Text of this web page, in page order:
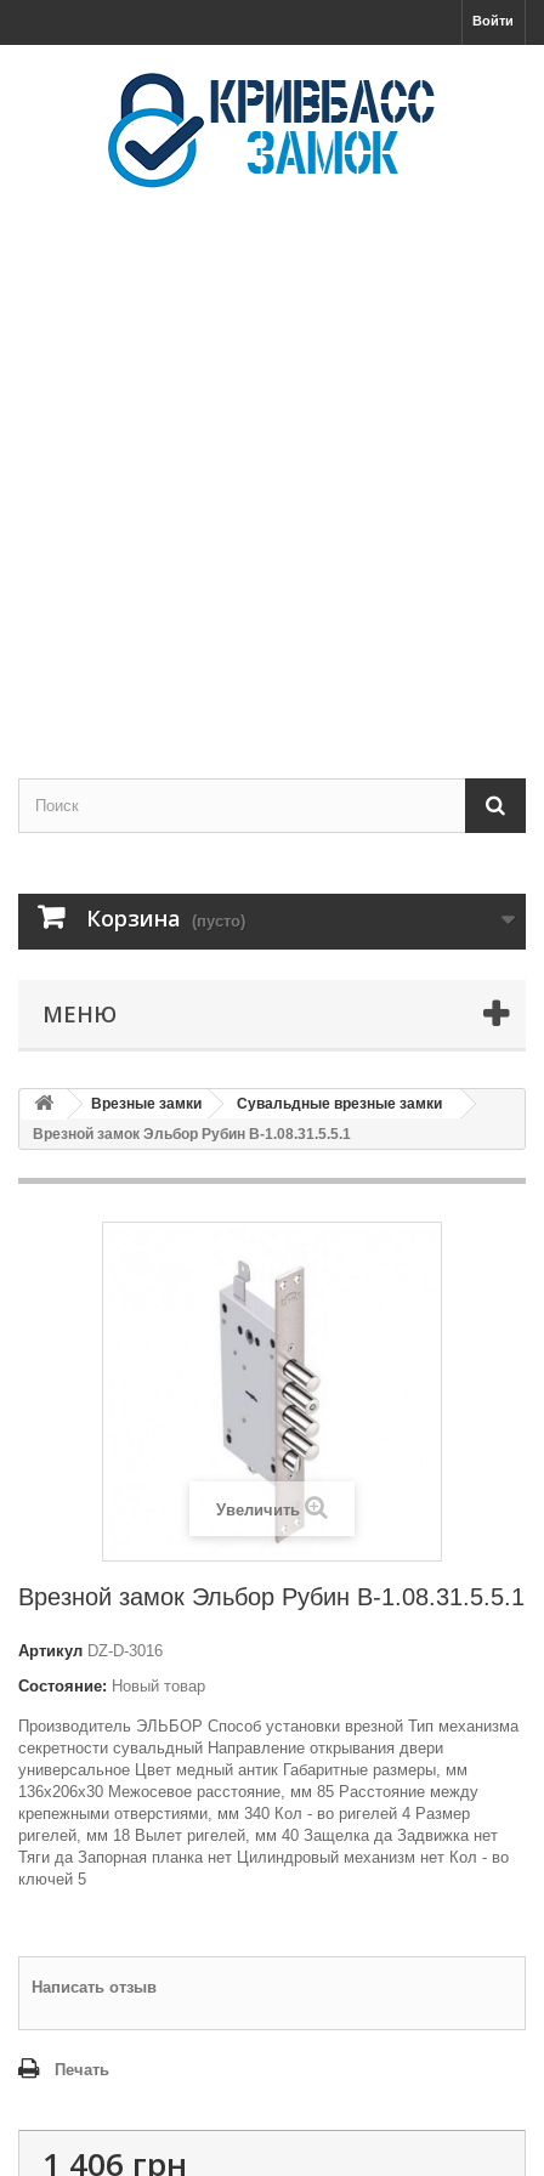
Войти
Корзина (пусто)
МЕНЮ
Врезные замки
Сувальдные врезные замки
Врезной замок Эльбор Рубин В-1.08.31.5.5.1
Увеличить
Врезной замок Эльбор Рубин В-1.08.31.5.5.1
Артикул DZ-D-3016
Состояние: Новый товар
Производитель ЭЛЬБОР Способ установки врезной Тип механизма
секретности сувальдный Направление открывания двери
универсальное Цвет медный антик Габаритные размеры, мм
136х206х30 Межосевое расстояние, мм 85 Расстояние между
крепежными отверстиями, мм 340 Кол - во ригелей 4 Размер
ригелей, мм 18 Вылет ригелей, мм 40 Защелка да Задвижка нет
Тяги да Запорная планка нет Цилиндровый механизм нет Кол - во
ключей 5
Написать отзыв
Печать
1 406 грн